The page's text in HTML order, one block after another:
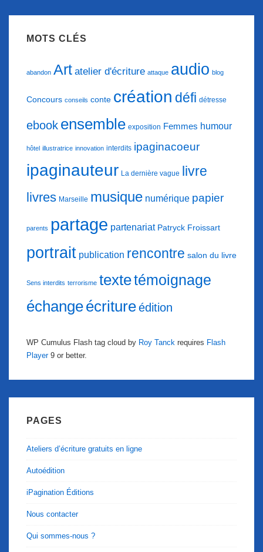
MOTS CLÉS
abandon Art atelier d'écriture attaque audio blog
Concours conseils conte création défi détresse
ebook ensemble exposition Femmes humour
hôtel illustratrice innovation interdits ipaginacoeur
ipaginauteur La dernière vague livre
livres Marseille musique numérique papier
parents partage partenariat Patryck Froissart
portrait publication rencontre salon du livre
Sens interdits terrorisme textetémoignage
échangeécritureédition
WP Cumulus Flash tag cloud by Roy Tanck requires Flash
Player9 or better.
PAGES
Ateliers d’écriture gratuits en ligne
Autoédition
iPagination Éditions
Nous contacter
Qui sommes-nous ?